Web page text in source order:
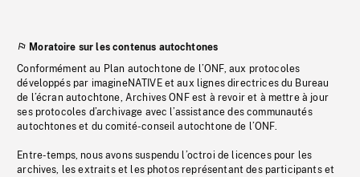
Moratoire sur les contenus autochtones
Conformément au Plan autochtone de l’ONF, aux protocoles
développés par imagineNATIVE et aux lignes directrices du Bureau
de l’écran autochtone, Archives ONF est à revoir et à mettre à jour
ses protocoles d’archivage avec l’assistance des communautés
autochtones et du comité-conseil autochtone de l’ONF.
Entre-temps, nous avons suspendu l’octroi de licences pour les
archives, les extraits et les photos représentant des participants et